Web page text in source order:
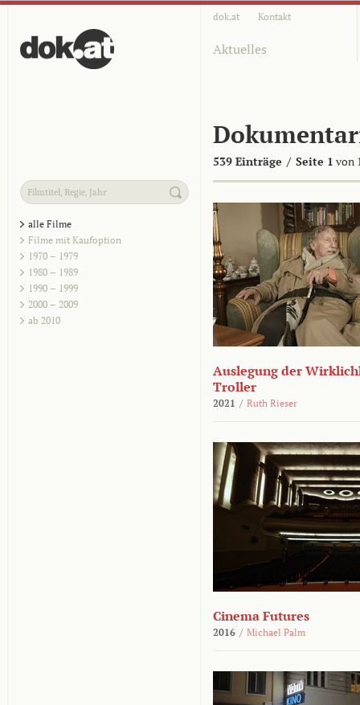
dok.at Kontakt
Aktuelles
539 Einträge / Seite 1 von
alle Filme
Filme mit Kaufoption
1970 – 1979
1980 – 1989
1990 – 1999
2000 – 2009
ab 2010
Auslegung der
Troller
2021 / Ruth Rieser
Cinema Futures
2016 / Michael Palm